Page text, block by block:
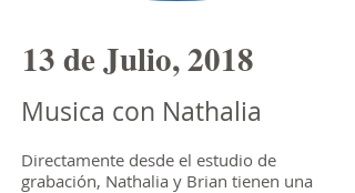
13 de Julio, 2018
Musica con Nathalia
Directamente desde el estudio de
grabación, Nathalia y Brian tienen una